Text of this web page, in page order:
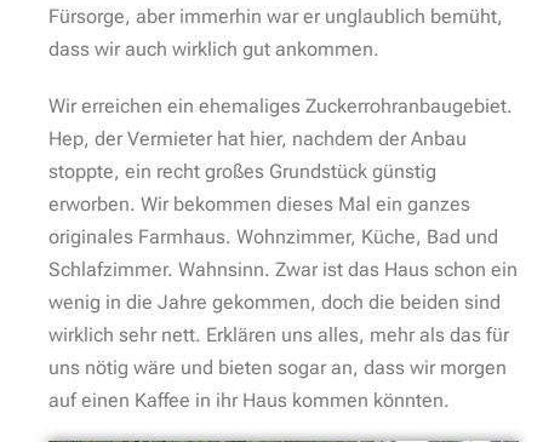
Fürsorge, aber immerhin war er unglaublich bemüht,
dass wir auch wirklich gut ankommen.
Wir erreichen ein ehemaliges Zuckerrohranbaugebiet.
Hep, der Vermieter hat hier, nachdem der Anbau
stoppte, ein recht großes Grundstück günstig
erworben. Wir bekommen dieses Mal ein ganzes
originales Farmhaus. Wohnzimmer, Küche, Bad und
Schlafzimmer. Wahnsinn. Zwar ist das Haus schon ein
wenig in die Jahre gekommen, doch die beiden sind
wirklich sehr nett. Erklären uns alles, mehr als das für
uns nötig wäre und bieten sogar an, dass wir morgen
auf einen Kaffee in ihr Haus kommen könnten.